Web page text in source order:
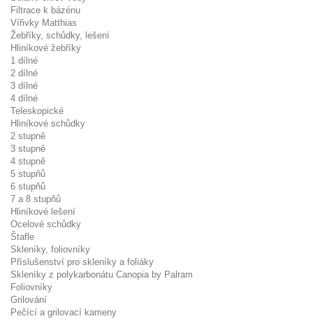
Filtrace k bázénu
Vířivky Matthias
Žebříky, schůdky, lešení
Hliníkové žebříky
1 dílné
2 dílné
3 dílné
4 dílné
Teleskopické
Hliníkové schůdky
2 stupně
3 stupně
4 stupně
5 stupňů
6 stupňů
7 a 8 stupňů
Hliníkové lešení
Ocelové schůdky
Štafle
Skleníky, foliovníky
Příslušenství pro skleníky a foliáky
Skleníky z polykarbonátu Canopia by Palram
Foliovníky
Grilování
Pečící a grilovací kameny